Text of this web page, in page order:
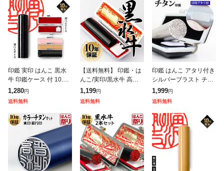
印鑑 実印 はんこ 黒水
牛 印鑑ケース 付 10.5
〜 15.0mm ハンコ 印鑑
ケース 銀行印 認印 (HK
1,280円
送料無料
【送料無料】 印鑑・は
んこ/実印/黒水牛 高級
もみ革印鑑ケース付
【10.5mm〜15.0mm】
ん 就職
1,199円
送料無料
印鑑 はんこ アタリ付き
シルバーブラスト チタ
ン印鑑 ブラックもみ革
印鑑ケース付 (10.5〜1
1,999円
送料無料